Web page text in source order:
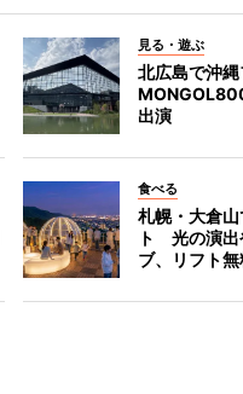
見る・遊ぶ
北広島で沖
出演
食べる
札幌・大倉
ト 光の演出
ブ、リフト